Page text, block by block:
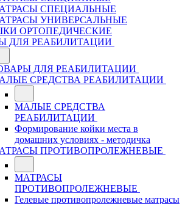
СПЕЦИАЛЬНЫЕ
УНИВЕРСАЛЬНЫЕ
ОРТОПЕДИЧЕСКИЕ
ДЛЯ РЕАБИЛИТАЦИИ
ДЛЯ РЕАБИЛИТАЦИИ
СРЕДСТВА РЕАБИЛИТАЦИИ
МАЛЫЕ СРЕДСТВА
РЕАБИЛИТАЦИИ
Формирование койки места в
домашних условиях - методичка
ПРОТИВОПРОЛЕЖНЕВЫЕ
МАТРАСЫ
ПРОТИВОПРОЛЕЖНЕВЫЕ
Гелевые противопролежневые матрасы